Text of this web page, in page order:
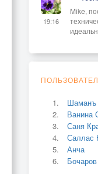
19:16
Mike,
Шаманъ
Ванина
Саня
Саллас
Анча